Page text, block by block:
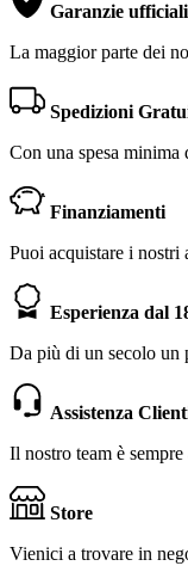
Garanzie
La maggior parte dei
Spedizioni
Con una spesa minima
Finanziamenti
Puoi acquistare i nostri
Esperienza dal
Da più di un secolo un
Assistenza
Il nostro team è
Store
Vienici a trovare in